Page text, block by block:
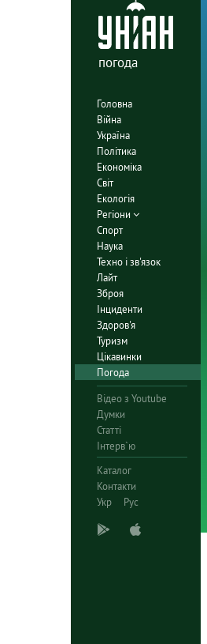
погода
Головна
Війна
Україна
Політика
Економіка
Світ
Екологія
Регіони
Спорт
Наука
Техно і зв'язок
Лайт
Зброя
Інциденти
Здоров'я
Туризм
Цікавинки
Погода
Відео з Youtube
Думки
Статті
Інтерв`ю
Каталог
Контакти
Укр
Рус